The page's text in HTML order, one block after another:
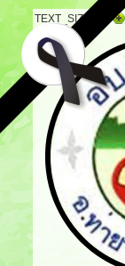
TEXT_SIZE